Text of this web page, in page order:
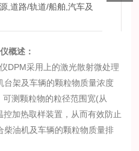
,道路/轨道/船舶,汽车及
概述：
DPM采用上的激光散射微处理
台架及车辆的颗粒物质量浓度
测颗粒物的粒径范围宽(从
加热取样装置，从而有效防止
柴油机及车辆的颗粒物质量排